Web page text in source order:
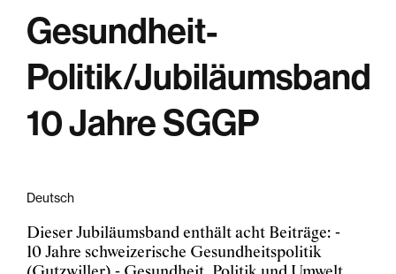
Gesundheit-
Politik/Jubiläumsband
10 Jahre SGGP
Deutsch
Dieser Jubiläumsband enthält acht Beiträge: -
10 Jahre schweizerische Gesundheitspolitik